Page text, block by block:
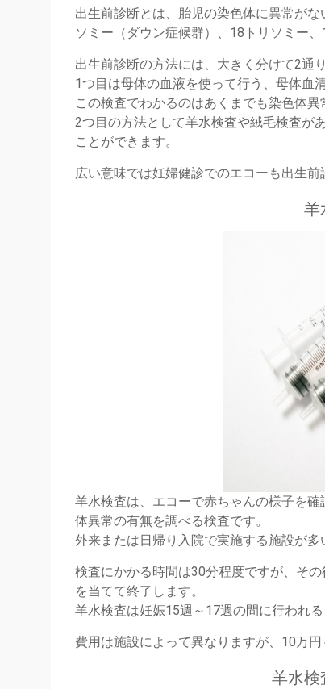
出生前診断とは、胎児の染色体に異常が
ソミー（ダウン症候群）、18トリソミー
出生前診断の方法には、大きく分けて2通
1つ目は母体の血液を使って行う、母体血
この検査でわかるのはあくまでも染色体
2つ目の方法として羊水検査や絨毛検査が
ことができます。
広い意味では妊婦健診でのエコーも出生前
羊
羊水検査は、エコーで赤ちゃんの様子を
体異常の有無を調べる検査です。
外来または日帰り入院で実施する施設が多
検査にかかる時間は30分程度ですが、そ
を当てて終了します。
羊水検査は妊娠15週～17週の間に行われ
費用は施設によって異なりますが、10万円
羊水検